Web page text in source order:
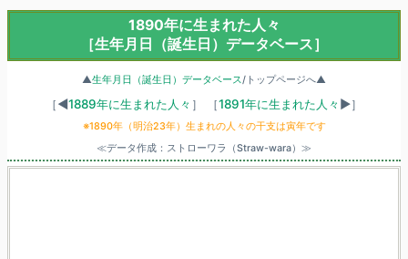
1890年に生まれた人々
［生年月日（誕生日）データベース］
▲生年月日（誕生日）データベース/トップページへ▲
［◀1889年に生まれた人々 ］ ［1891年に生まれた人々 ▶］
※1890年（明治23年）生まれの人々の干支は寅年です
≪データ作成：ストローワラ（Straw-wara）≫